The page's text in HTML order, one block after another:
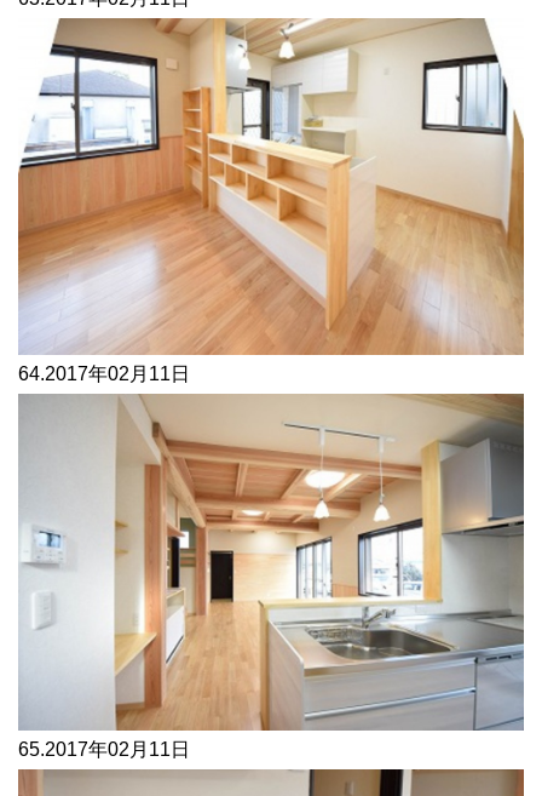
64.2017年02月11日
65.2017年02月11日